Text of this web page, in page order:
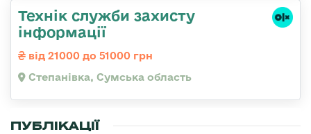
Технік служби захисту
інформації
від 21000 до 51000 грн
Степанівка, Сумська область
ПУБЛІКАЦІЇ